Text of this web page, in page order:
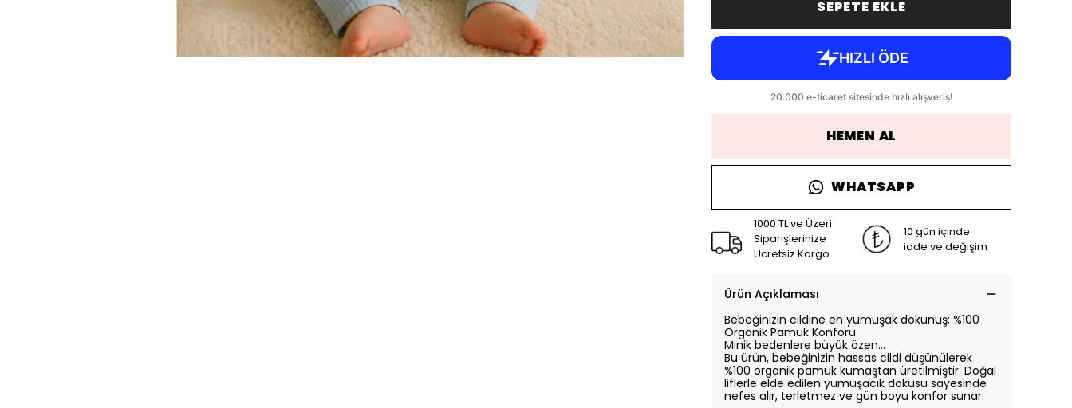
SEPETE EKLE
HEMEN AL
WHATSAPP
1000 TL ve Üzeri
Siparişlerinize
Ücretsiz Kargo
10 gün içinde
iade ve değişim
Ürün Açıklaması
Bebeğinizin cildine en yumuşak dokunuş: %100
Organik Pamuk Konforu
Minik bedenlere büyük özen…
Bu ürün, bebeğinizin hassas cildi düşünülerek
%100 organik pamuk kumaştan üretilmiştir. Doğal
liflerle elde edilen yumuşacık dokusu sayesinde
nefes alır, terletmez ve gün boyu konfor sunar.